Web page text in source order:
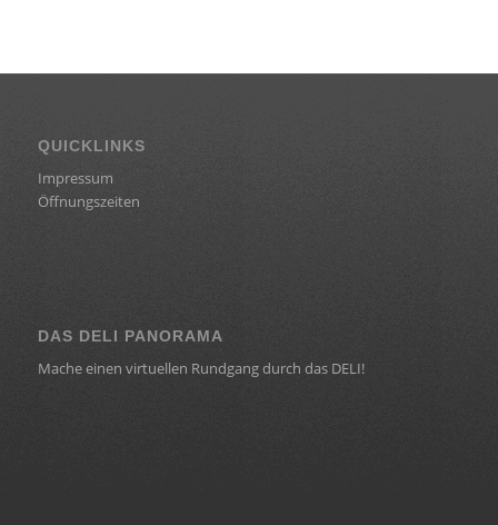
QUICKLINKS
Impressum
Öffnungszeiten
DAS DELI PANORAMA
Mache einen virtuellen Rundgang durch das DELI!